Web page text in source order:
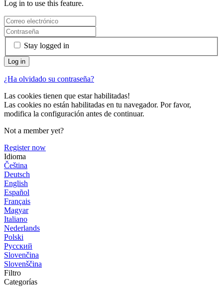
Log in to use this feature.
Stay logged in
¿Ha olvidado su contraseña?
Las cookies tienen que estar habilitadas!
Las cookies no están habilitadas en tu navegador. Por favor,
modifica la configuración antes de continuar.
Not a member yet?
Register now
Idioma
Čeština
Deutsch
English
Español
Français
Magyar
Italiano
Nederlands
Polski
Русский
Slovenčina
Slovenščina
Filtro
Categorías